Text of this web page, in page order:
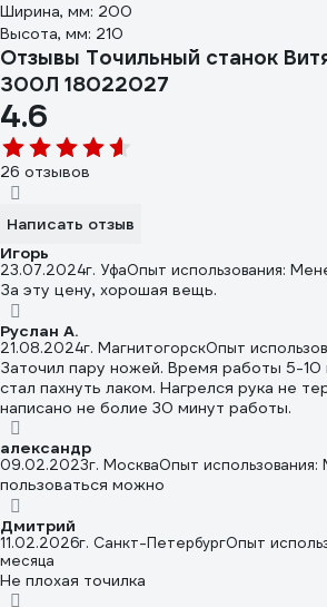
Ширина, мм: 200
Высота, мм: 210
Отзывы Точильный станок
300Л 18022027
4.6
26 отзывов
Написать отзыв
Игорь
23.07.2024г. УфаОпыт использования:
За эту цену, хорошая вещь.
Руслан А.
21.08.2024г. МагнитогорскОпыт
Заточил пару ножей. Время работы 5-10
стал пахнуть лаком. Нагрелся рука не
написано не болие 30 минут работы.
александр
09.02.2023г. МоскваОпыт
пользоваться можно
Дмитрий
11.02.2026г. Санкт-ПетербургОпыт
месяца
Не плохая точилка